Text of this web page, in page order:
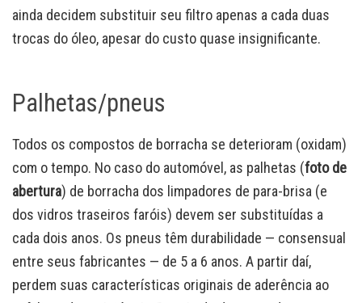
ainda decidem substituir seu filtro apenas a cada duas
trocas do óleo, apesar do custo quase insignificante.
Palhetas/pneus
Todos os compostos de borracha se deterioram (oxidam)
com o tempo. No caso do automóvel, as palhetas (foto de
abertura) de borracha dos limpadores de para-brisa (e
dos vidros traseiros faróis) devem ser substituídas a
cada dois anos. Os pneus têm durabilidade — consensual
entre seus fabricantes — de 5 a 6 anos. A partir daí,
perdem suas características originais de aderência ao